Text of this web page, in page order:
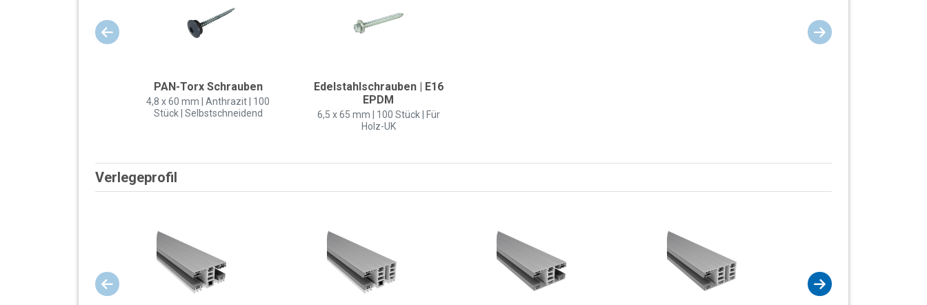
PAN-Torx Schrauben
4,8 x 60 mm | Anthrazit | 100
Stück | Selbstschneidend
Edelstahlschrauben | E16
EPDM
6,5 x 65 mm | 100 Stück | Für
Holz-UK
Verlegeprofil